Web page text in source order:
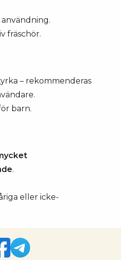
fräschör.
– rekommenderas
barn.
.
eller icke-